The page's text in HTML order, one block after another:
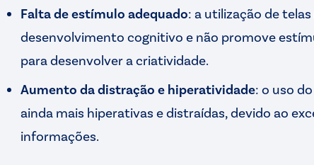
Falta de estímulo adequado: a utilização de
desenvolvimento cognitivo e não promove
para desenvolver a criatividade.
Aumento da distração e hiperatividade: o uso
ainda mais hiperativas e distraídas, devido ao
informações.